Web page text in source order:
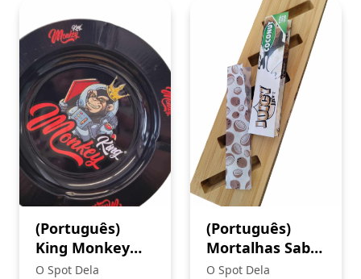
(Português)
King Monkey
Cinzeiro (3)+
O Spot Dela
(Português)
Mortalhas Sabor
Juicy Jays King
O Spot Dela